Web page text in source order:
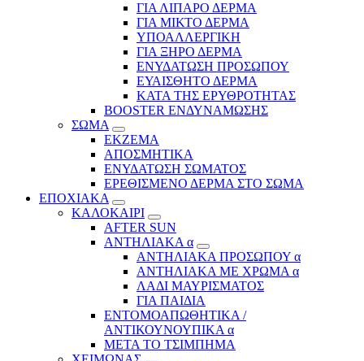
ΓΙΑ ΛΙΠΑΡΟ ΔΕΡΜΑ
ΓΙΑ ΜΙΚΤΟ ΔΕΡΜΑ
ΥΠΟΑΛΛΕΡΓΙΚΗ
ΓΙΑ ΞΗΡΟ ΔΕΡΜΑ
ΕΝΥΔΑΤΩΣΗ ΠΡΟΣΩΠΟΥ
ΕΥΑΙΣΘΗΤΟ ΔΕΡΜΑ
ΚΑΤΑ ΤΗΣ ΕΡΥΘΡΟΤΗΤΑΣ
BOOSTER ΕΝΔΥΝΑΜΩΣΗΣ
ΣΩΜΑ
ΕΚΖΕΜΑ
ΑΠΟΣΜΗΤΙΚΑ
ΕΝΥΔΑΤΩΣΗ ΣΩΜΑΤΟΣ
ΕΡΕΘΙΣΜΕΝΟ ΔΕΡΜΑ ΣΤΟ ΣΩΜΑ
ΕΠΟΧΙΑΚΑ
ΚΑΛΟΚΑΙΡΙ
AFTER SUN
ΑΝΤΗΛΙΑΚΑ α
ΑΝΤΗΛΙΑΚΑ ΠΡΟΣΩΠΟΥ α
ΑΝΤΗΛΙΑΚΑ ΜΕ ΧΡΩΜΑ α
ΛΑΔΙ ΜΑΥΡΙΣΜΑΤΟΣ
ΓΙΑ ΠΑΙΔΙΑ
ΕΝΤΟΜΟΑΠΩΘΗΤΙΚΑ /
ΑΝΤΙΚΟΥΝΟΥΠΙΚΑ α
ΜΕΤΑ ΤΟ ΤΣΙΜΠΗΜΑ